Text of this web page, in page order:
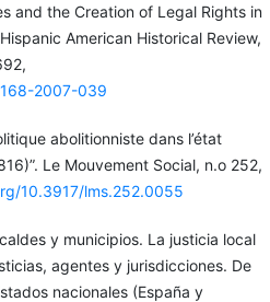
and the Creation of Legal Rights in
American Historical Review,
2007-039
abolitionniste dans l’état
Le Mouvement Social, n.o 252,
10.3917/lms.252.0055
y municipios. La justicia local
agentes y jurisdicciones. De
nacionales (España y